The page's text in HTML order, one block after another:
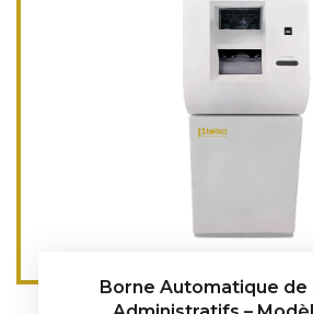
Borne Automatique de